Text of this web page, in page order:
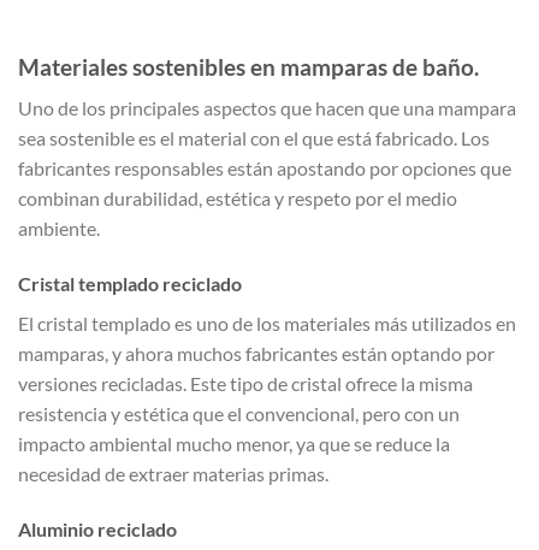
Materiales sostenibles en mamparas de baño.
Uno de los principales aspectos que hacen que una mampara
sea sostenible es el material con el que está fabricado. Los
fabricantes responsables están apostando por opciones que
combinan durabilidad, estética y respeto por el medio
ambiente.
Cristal templado reciclado
El cristal templado es uno de los materiales más utilizados en
mamparas, y ahora muchos fabricantes están optando por
versiones recicladas. Este tipo de cristal ofrece la misma
resistencia y estética que el convencional, pero con un
impacto ambiental mucho menor, ya que se reduce la
necesidad de extraer materias primas.
Aluminio reciclado